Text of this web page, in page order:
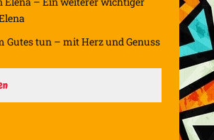
Gutes tun – mit Herz und Genuss